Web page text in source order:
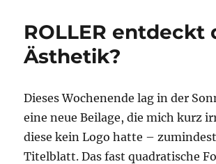
ROLLER entdeckt
Ästhetik?
Dieses Wochenende lag in der
eine neue Beilage, die mich kurz
diese kein Logo hatte –
Titelblatt. Das fast quadratische